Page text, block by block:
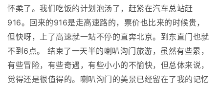
怀柔了。我们吃饭的计划泡汤了，赶紧在汽车总站赶
916。回来的916是走高速路的，票价也比来的时候贵，
但快呀，上了高速就一站不停的直奔北京。到东直门也就
不到6点。 结束了一天半的喇叭沟门旅游，虽然有些累，
有些冒险，有些奇遇，有些小小的不愉快，但总体来说，
觉得还是很值得的。喇叭沟门的美景已经留在了我的记忆